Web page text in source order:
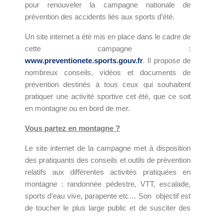
pour renouveler la campagne nationale de
prévention des accidents liés aux sports d’été.
Un site internet a été mis en place dans le cadre de
cette campagne :
www.preventionete.sports.gouv.fr. Il propose de
nombreux conseils, vidéos et documents de
prévention destinés à tous ceux qui souhaitent
pratiquer une activité sportive cet été, que ce soit
en montagne ou en bord de mer.
Vous partez en montagne ?
Le site internet de la campagne met à disposition
des pratiquants des conseils et outils de prévention
relatifs aux différentes activités pratiquées en
montagne : randonnée pédestre, VTT, escalade,
sports d’eau vive, parapente etc… Son objectif est
de toucher le plus large public et de susciter des